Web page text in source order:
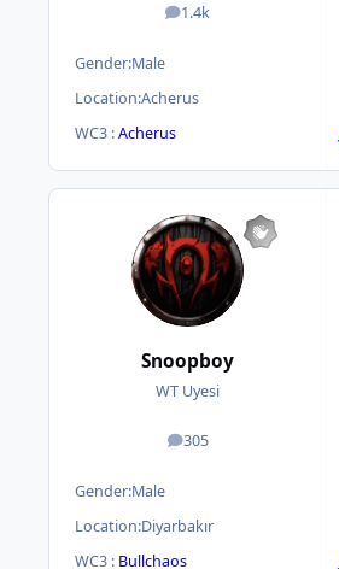
1.4k
posts
Gender:Male
Location:Acherus
WC3 :Acherus
Snoopboy
WT Uyesi
305
posts
Gender:Male
Location:Diyarbakır
WC3 : Bullchaos